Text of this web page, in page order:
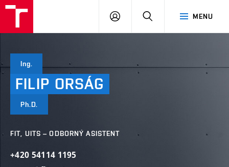
MENU
PŘIHLÁSIT
Ing.
FILIP ORSÁG
Ph.D.
FIT, UITS – ODBORNÝ ASISTENT
+420 54114 1195